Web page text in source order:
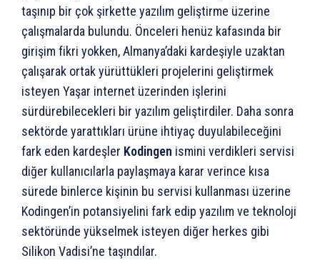
taşınıp bir çok şirkette yazılım geliştirme üzerine
çalışmalarda bulundu. Önceleri henüz kafasında bir
girişim fikri yokken, Almanya’daki kardeşiyle uzaktan
çalışarak ortak yürüttükleri projelerini geliştirmek
isteyen Yaşar internet üzerinden işlerini
sürdürebilecekleri bir yazılım geliştirdiler. Daha sonra
sektörde yarattıkları ürüne ihtiyaç duyulabileceğini
fark eden kardeşler Kodingen ismini verdikleri servisi
diğer kullanıcılarla paylaşmaya karar verince kısa
sürede binlerce kişinin bu servisi kullanması üzerine
Kodingen’in potansiyelini fark edip yazılım ve teknoloji
sektöründe yükselmek isteyen diğer herkes gibi
Silikon Vadisi’ne taşındılar.